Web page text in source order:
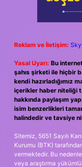
Reklam ve İletişim:
Yasal Uyarı: Bu
şahıs şirketi ile hiçbir
kendi hazırladığımız
içerikler haber niteliği
hakkında paylaşım
isim benzerlikleri
halindedir ve tavsiye
Sitemiz, 5651 Sayılı
Kurumu (BTK)
vermektedir. Bu
veya araştırma